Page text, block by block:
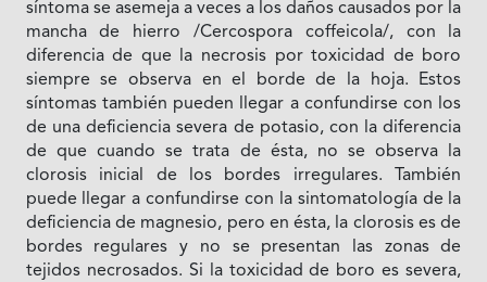
síntoma se asemeja a veces a los daños causados por la
mancha de hierro /Cercospora coffeicola/, con la
diferencia de que la necrosis por toxicidad de boro
siempre se observa en el borde de la hoja. Estos
síntomas también pueden llegar a confundirse con los
de una deficiencia severa de potasio, con la diferencia
de que cuando se trata de ésta, no se observa la
clorosis inicial de los bordes irregulares. También
puede llegar a confundirse con la sintomatología de la
deficiencia de magnesio, pero en ésta, la clorosis es de
bordes regulares y no se presentan las zonas de
tejidos necrosados. Si la toxicidad de boro es severa,